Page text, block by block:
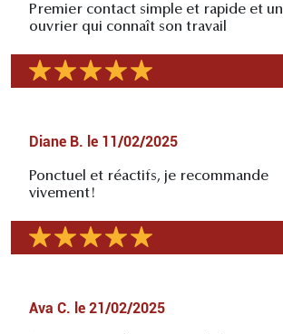
Premier contact simple et rapide et un
ouvrier qui connaît son travail
Diane B. le 11/02/2025
Ponctuel et réactifs, je recommande
vivement!
Ava C. le 21/02/2025